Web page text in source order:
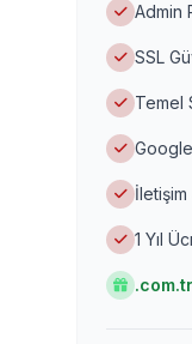
Admin
SSL
Temel
1 Yıl